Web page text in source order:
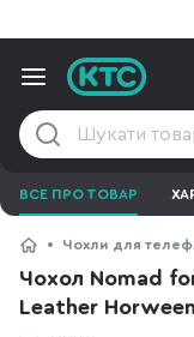
ВСЕ ПРО ТОВАР
Чохли для
Чохол Nomad
Leather